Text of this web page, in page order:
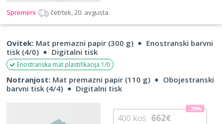
Spremeni četrtek, 20. avgusta
Ovitek: Mat premazni papir (300 g)
Enostranski barvni
tisk (4/0)
Digitalni tisk
Enostranska mat plastifikacija 1/0
Notranjost: Mat premazni papir (110 g)
Obojestranski
barvni tisk (4/4)
Digitalni tisk
400 kos 662€
-29%